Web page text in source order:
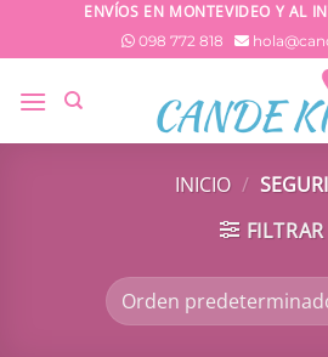
ENVÍOS EN MONTEVIDEO Y AL
098 772 818
INICIO /
FILTRAR